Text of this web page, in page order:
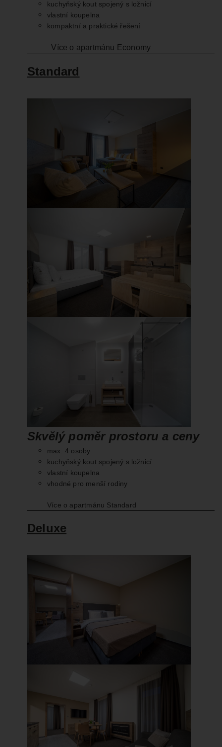
kuchyňský kout spojený s ložnicí
vlastní koupelna
kompaktní a praktické řešení
Více o apartmánu Economy
Standard
Skvělý poměr prostoru a ceny
max. 4 osoby
kuchyňský kout spojený s ložnicí
vlastní koupelna
vhodné pro menší rodiny
Více o apartmánu Standard
Deluxe